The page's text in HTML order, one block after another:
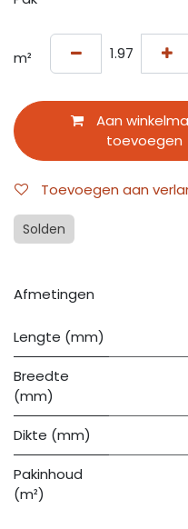
m²
Aan
toevoegen
Toevoegen aan
Solden
Afmetingen
Lengte (mm)
Breedte
(mm)
Dikte (mm)
Pakinhoud
(m²)